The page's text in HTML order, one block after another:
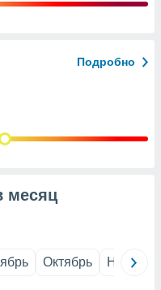
Подробно
месяц
Октябрь Ноябрь